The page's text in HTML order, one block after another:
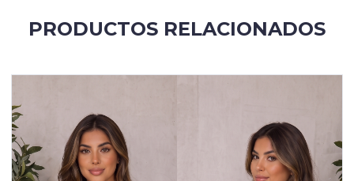
PRODUCTOS RELACIONADOS